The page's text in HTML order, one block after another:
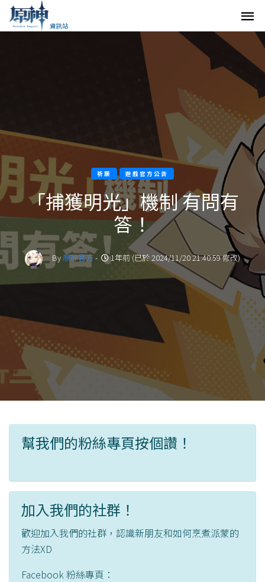
祈願 遊戲官方公告
「捕獲明光」機制 有問有
答！
By原神官方- 1年前 (已於 2024/11/20 21:40:59 修改)
幫我們的粉絲專頁按個讚！
加入我們的社群！
歡迎加入我們的社群，認識新朋友和如何烹煮派蒙的
方法XD
Facebook 粉絲專頁：